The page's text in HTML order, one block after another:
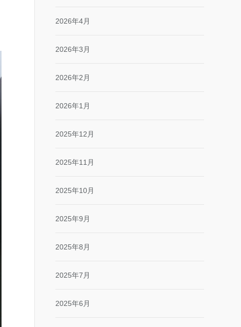
2026年4月
2026年3月
2026年2月
2026年1月
2025年12月
2025年11月
2025年10月
2025年9月
2025年8月
2025年7月
2025年6月